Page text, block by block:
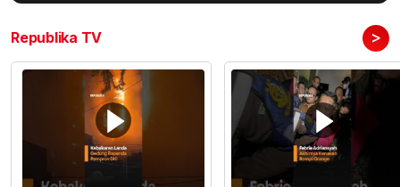
Republika TV >